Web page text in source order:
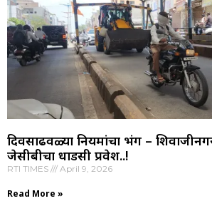
दिवसाढवळ्या नियमांचा भंग –
जेसीबीचा धाडसी प्रवेश..!
RTI TIMES April 9, 2026
Read More »